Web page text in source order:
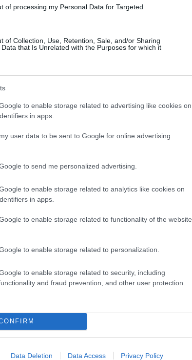
of processing my Personal Data for Targeted
of Collection, Use, Retention, Sale, and/or Sharing
that Is Unrelated with the Purposes for which it
to enable storage related to advertising like cookies on
in apps.
user data to be sent to Google for online advertising
to send me personalized advertising.
to enable storage related to analytics like cookies on
in apps.
to enable storage related to functionality of the website
to enable storage related to personalization.
to enable storage related to security, including
and fraud prevention, and other user protection.
Data Deletion Data Access Privacy Policy
eszköz teljes eltűnése a használatból. A
után kevesen akartak a
ezért 1940-re a legtöbb roncstelepre
inkább a repülőgép vette át.
a léghajók iránt. Főleg turisztikai
a katonaság is előszeretettel alkalmazza
léghajókba természetesen integrálják a
katasztrófához hasonló veszély nem
környezetbarátabb és gazdaságosabb